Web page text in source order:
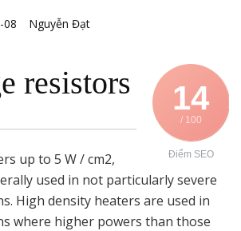
Nguyễn Đạt
08
14
/ 100
Điểm SEO
resistors
up to 5 W / cm2,
used in not particularly severe
High density heaters are used in
where higher powers than those